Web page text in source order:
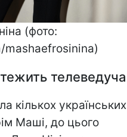
(фото:
телеведуча
кількох українських
Маші, до цього